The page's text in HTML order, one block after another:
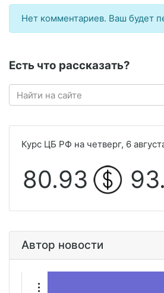
Нет комментариев. Ваш будет
Есть что рассказать?
Курс ЦБ РФ на четверг, 6
80.93
Автор новости
М
а